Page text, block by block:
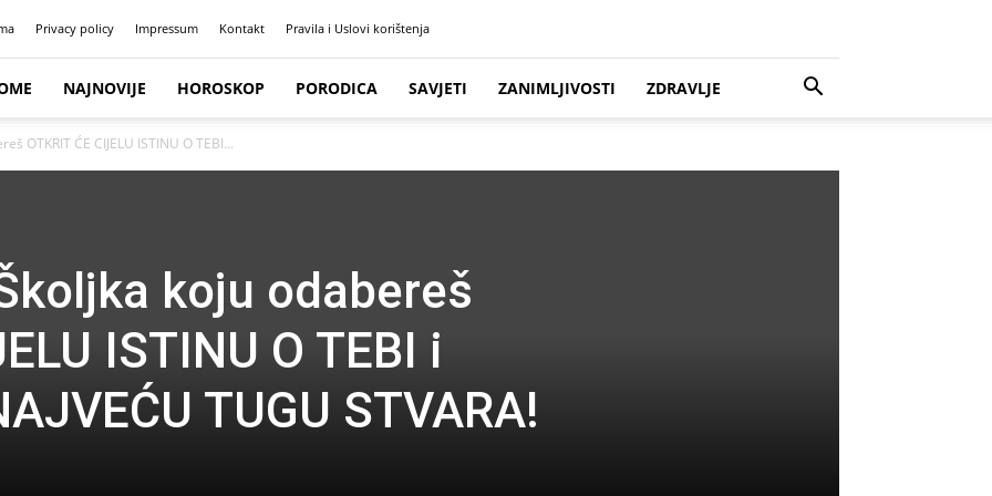
Privacy policy Impressum Kontakt Pravila i Uslovi korištenja
NAJNOVIJE HOROSKOP PORODICA SAVJETI ZANIMLJIVOSTI ZDRAVLJE
OTKRIT ĆE CIJELU ISTINU O TEBI...
koju odabereš
ISTINU O TEBI i
TUGU STVARA!